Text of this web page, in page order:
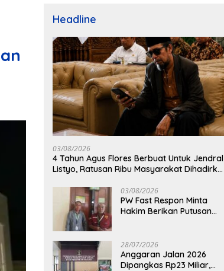
Headline
03/08/2026
4 Tahun Agus Flores Berbuat Untuk Jendral
Listyo, Ratusan Ribu Masyarakat Dihadirkan
03/08/2026
PW Fast Respon Minta
Hakim Berikan Putusan
28/07/2026
Anggaran Jalan 2026
Dipangkas Rp23 Miliar,